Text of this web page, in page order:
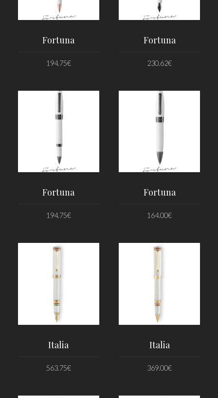
Fortuna
194.75€
Fortuna
230.62€
Fortuna
194.75€
Fortuna
164.00€
Italia
563.75€
Italia
369.00€